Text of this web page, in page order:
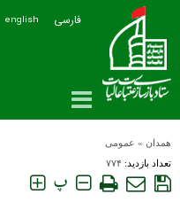
فارسی english
همدان » عمومی
تعداد بازدید: ۷۷۴
پ